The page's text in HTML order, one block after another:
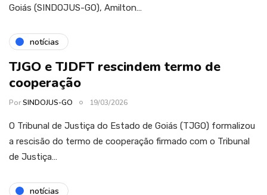
Goiás (SINDOJUS-GO), Amilton…
notícias
TJGO e TJDFT rescindem termo de
cooperação
PorSINDOJUS-GO 19/03/2026
O Tribunal de Justiça do Estado de Goiás (TJGO) formalizou
a rescisão do termo de cooperação firmado com o Tribunal
de Justiça…
notícias